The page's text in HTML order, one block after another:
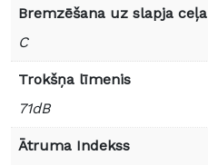
Bremzēšana uz slapja ceļa
C
Trokšņa līmenis
71dB
Ātruma Indekss